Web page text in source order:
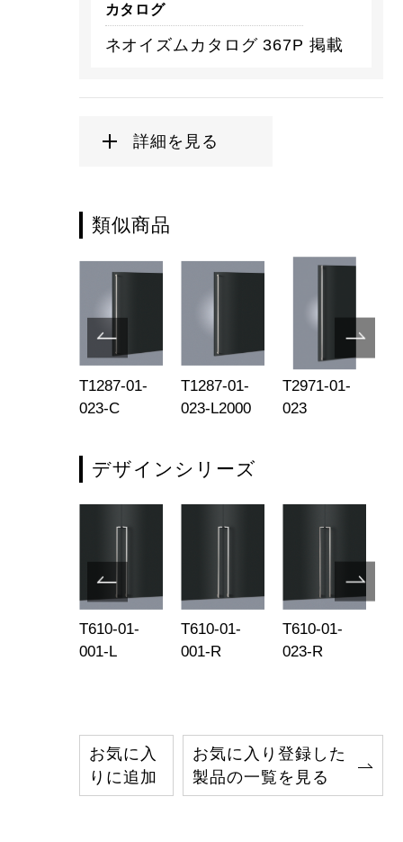
カタログ
ネオイズムカタログ 367P 掲載
詳細を見る
類似商品
T1287-01-
023-C
T1287-01-
023-L2000
T2971-01-
023
デザインシリーズ
T610-01-
001-L
T610-01-
001-R
T610-01-
023-R
お気に入
りに追加
お気に入り登録した
製品の一覧を見る